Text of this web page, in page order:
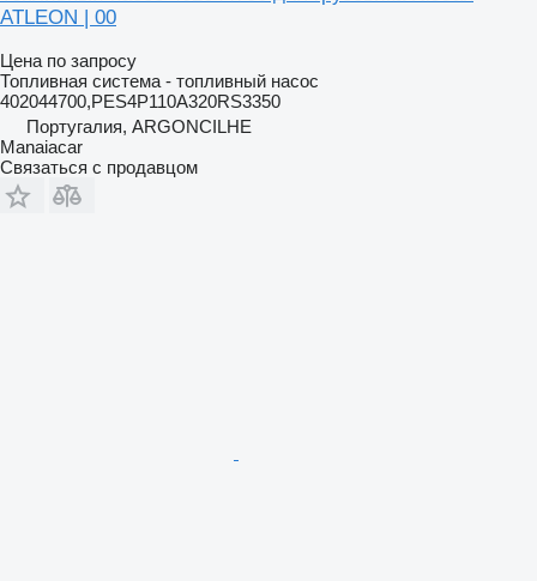
ATLEON | 00
Цена по запросу
Топливная система - топливный насос
402044700,PES4P110A320RS3350
Португалия, ARGONCILHE
Manaiacar
Связаться с продавцом